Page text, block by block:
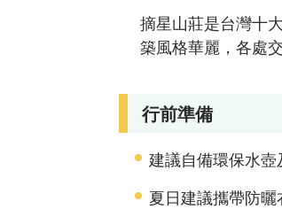
摘星山莊是台灣十
築風格華麗，各處
行前準備
建議自備環保水壺
夏日建議攜帶防曬